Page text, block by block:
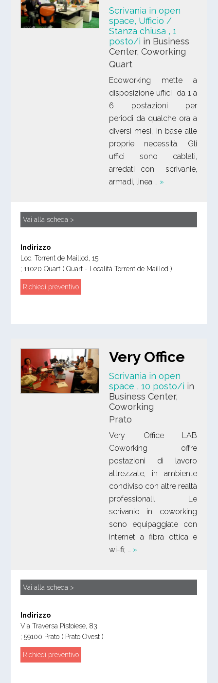
Scrivania in open
space, Ufficio /
Stanza chiusa , 1
posto/i in Business
Center, Coworking
Quart
Ecoworking mette a
disposizione uffici da 1 a
6 postazioni per
periodi da qualche ora a
diversi mesi, in base alle
proprie necessità. Gli
uffici sono cablati,
arredati con scrivanie,
armadi, linea … »
Vai alla scheda >
Indirizzo
Loc. Torrent de Maillod, 15
;11020Quart ( Quart - Località Torrent de Maillod )
Richiedi preventivo
Very Office
Scrivania in open
space , 10 posto/i in
Business Center,
Coworking
Prato
Very Office LAB
Coworking offre
postazioni di lavoro
attrezzate, in ambiente
condiviso con altre realtà
professionali. Le
scrivanie in coworking
sono equipaggiate con
internet a fibra ottica e
wi-fi; … »
Vai alla scheda >
Indirizzo
Via Traversa Pistoiese, 83
;59100 Prato ( Prato Ovest )
Richiedi preventivo